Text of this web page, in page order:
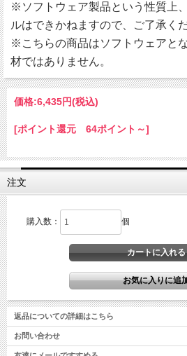
※ソフトウェア製品という性質上
ルはできかねますので、ご了承くだ
※こちらの商品はソフトウェアと
材ではありません。
価格:6,435円(税込)
[ポイント還元 64ポイント～]
注文
購入数： 個
返品についての詳細はこちら
お問い合わせ